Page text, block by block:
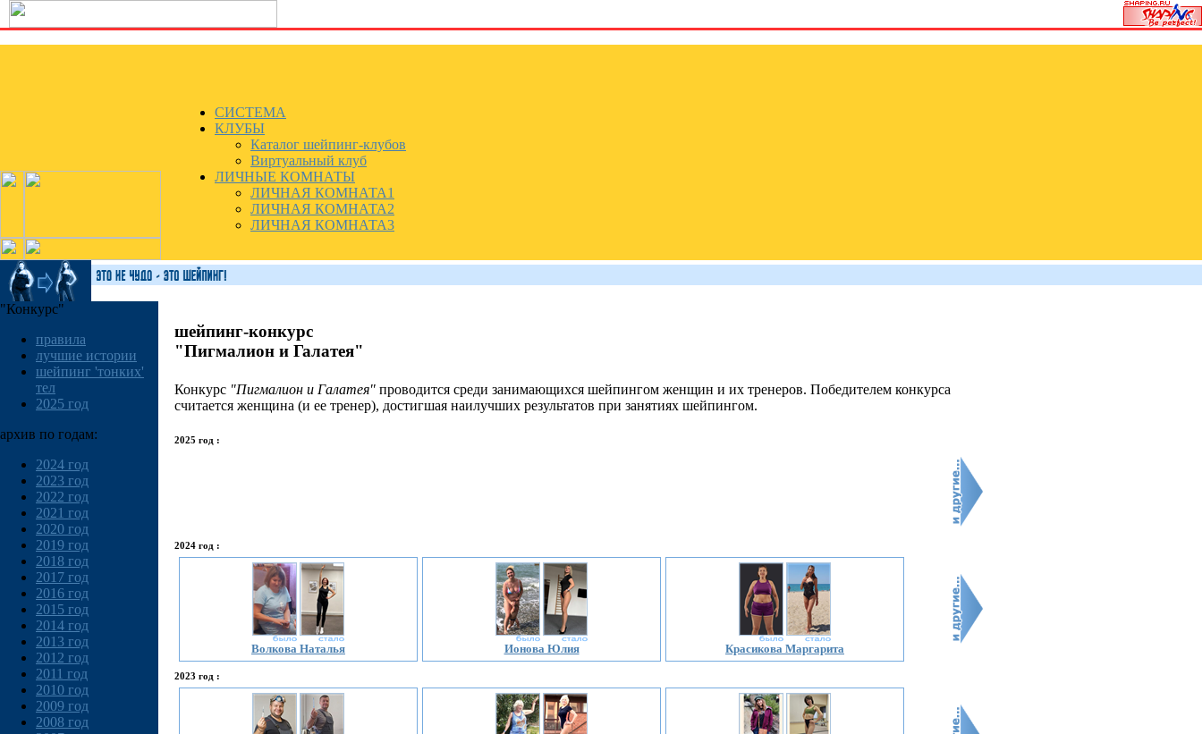
СИСТЕМА
КЛУБЫ
Каталог шейпинг-клубов
Виртуальный клуб
ЛИЧНЫЕ КОМНАТЫ
ЛИЧНАЯ КОМНАТА1
ЛИЧНАЯ КОМНАТА2
ЛИЧНАЯ КОМНАТА3
"Конкурс"
правила
лучшие истории
шейпинг 'тонких'
тел
2025 год
архив по годам:
2024 год
2023 год
2022 год
2021 год
2020 год
2019 год
2018 год
2017 год
2016 год
2015 год
2014 год
2013 год
2012 год
2011 год
2010 год
2009 год
2008 год
шейпинг-конкурс
"Пигмалион и Галатея"
Конкурс "Пигмалион и Галатея" проводится среди занимающихся шейпингом женщин и их тренеров. Победителем конкурса
считается женщина (и ее тренер), достигшая наилучших результатов при занятиях шейпингом.
2025 год :
2024 год :
Волкова Наталья Ионова Юлия Красикова Маргарита
2023 год :